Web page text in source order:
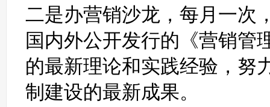
二是办营销沙龙，每月一次
国内外公开发行的《营销管
的最新理论和实践经验，努
制建设的最新成果。